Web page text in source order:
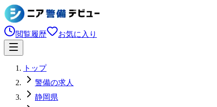
閲覧履歴 お気に入り
トップ
警備の求人
静岡県